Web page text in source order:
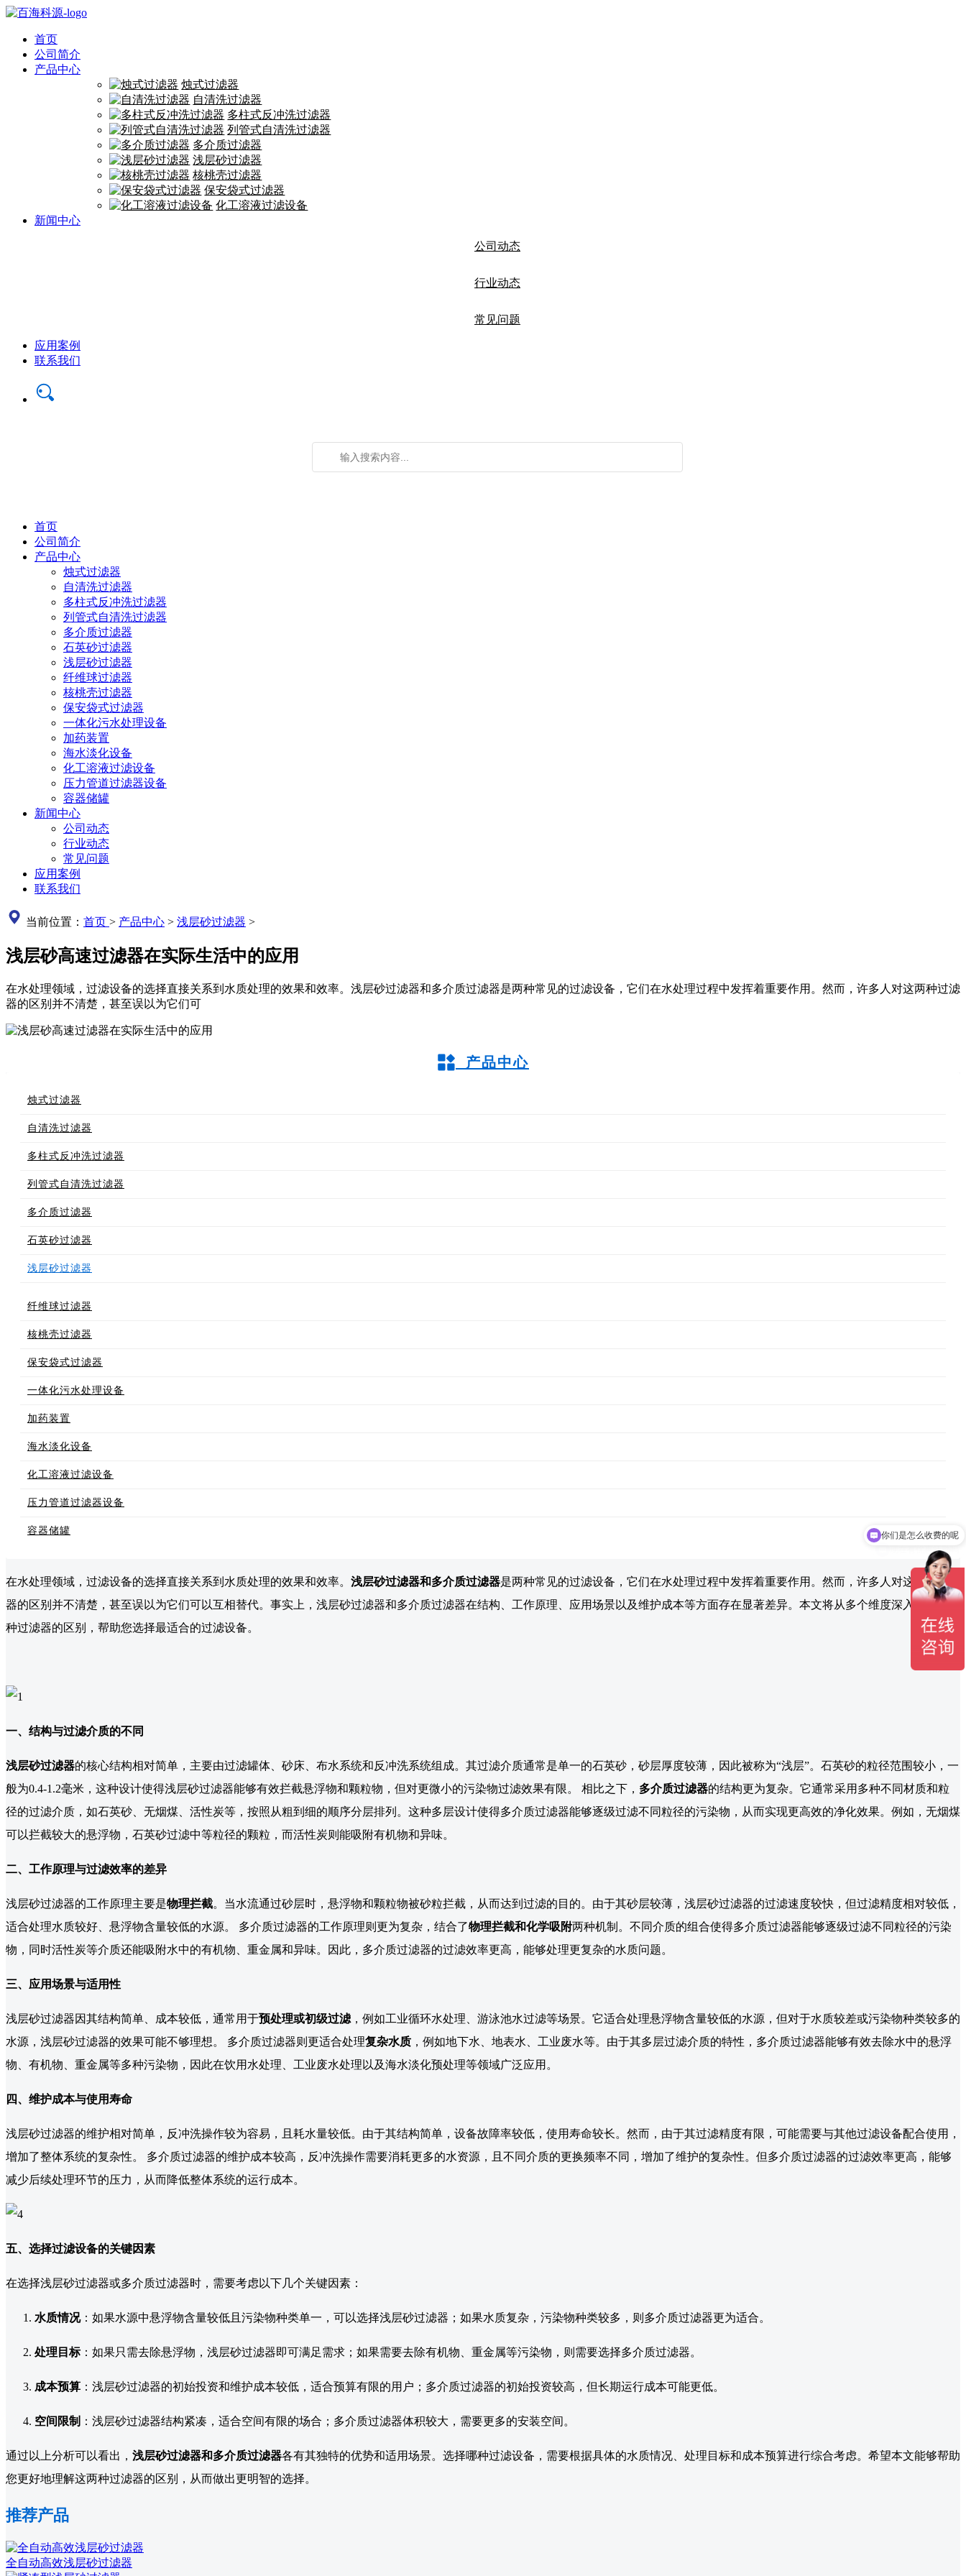
首页
公司简介
产品中心
烛式过滤器
自清洗过滤器
多柱式反冲洗过滤器
列管式自清洗过滤器
多介质过滤器
浅层砂过滤器
核桃壳过滤器
保安袋式过滤器
化工溶液过滤设备
新闻中心
公司动态
行业动态
常见问题
应用案例
联系我们
首页
公司简介
产品中心
烛式过滤器
自清洗过滤器
多柱式反冲洗过滤器
列管式自清洗过滤器
多介质过滤器
石英砂过滤器
浅层砂过滤器
纤维球过滤器
核桃壳过滤器
保安袋式过滤器
一体化污水处理设备
加药装置
海水淡化设备
化工溶液过滤设备
压力管道过滤器设备
容器储罐
新闻中心
公司动态
行业动态
常见问题
应用案例
联系我们
当前位置： 首页 > 产品中心 > 浅层砂过滤器 >
浅层砂高速过滤器在实际生活中的应用
在水处理领域，过滤设备的选择直接关系到水质处理的效果和效率。浅层砂过滤器和多介质过滤器是两种常见的过滤设备，它们在水处理过程中发挥着重要作用。然而，许多人对这两种过滤
器的区别并不清楚，甚至误以为它们可
产品中心
烛式过滤器
自清洗过滤器
多柱式反冲洗过滤器
列管式自清洗过滤器
多介质过滤器
石英砂过滤器
浅层砂过滤器
纤维球过滤器
核桃壳过滤器
保安袋式过滤器
一体化污水处理设备
加药装置
海水淡化设备
化工溶液过滤设备
压力管道过滤器设备
容器储罐
在水处理领域，过滤设备的选择直接关系到水质处理的效果和效率。 浅层砂过滤器和多介质过滤器是两种常见的过滤设备，它们在水处理过程中发挥着重要作用。然而，许多人对这两种过滤
器的区别并不清楚，甚至误以为它们可以互相替代。事实上，浅层砂过滤器和多介质过滤器在结构、工作原理、应用场景以及维护成本等方面存在显著差异。本文将从多个维度深入分析这两
种过滤器的区别，帮助您选择最适合的过滤设备。
一、结构与过滤介质的不同
浅层砂过滤器的核心结构相对简单，主要由过滤罐体、砂床、布水系统和反冲洗系统组成。其过滤介质通常是单一的石英砂，砂层厚度较薄，因此被称为“浅层”。石英砂的粒径范围较小，一
般为0.4-1.2毫米，这种设计使得浅层砂过滤器能够有效拦截悬浮物和颗粒物，但对更微小的污染物过滤效果有限。 相比之下， 多介质过滤器的结构更为复杂。它通常采用多种不同材质和粒
径的过滤介质，如石英砂、无烟煤、活性炭等，按照从粗到细的顺序分层排列。这种多层设计使得多介质过滤器能够逐级过滤不同粒径的污染物，从而实现更高效的净化效果。例如，无烟煤
可以拦截较大的悬浮物，石英砂过滤中等粒径的颗粒，而活性炭则能吸附有机物和异味。
二、工作原理与过滤效率的差异
浅层砂过滤器的工作原理主要是物理拦截。当水流通过砂层时，悬浮物和颗粒物被砂粒拦截，从而达到过滤的目的。由于其砂层较薄，浅层砂过滤器的过滤速度较快，但过滤精度相对较低，
适合处理水质较好、悬浮物含量较低的水源。 多介质过滤器的工作原理则更为复杂，结合了物理拦截和化学吸附两种机制。不同介质的组合使得多介质过滤器能够逐级过滤不同粒径的污染
物，同时活性炭等介质还能吸附水中的有机物、重金属和异味。因此，多介质过滤器的过滤效率更高，能够处理更复杂的水质问题。
三、应用场景与适用性
浅层砂过滤器因其结构简单、成本较低，通常用于预处理或初级过滤 ，例如工业循环水处理、游泳池水过滤等场景。它适合处理悬浮物含量较低的水源，但对于水质较差或污染物种类较多的
水源，浅层砂过滤器的效果可能不够理想。 多介质过滤器则更适合处理复杂水质 ，例如地下水、地表水、工业废水等。由于其多层过滤介质的特性，多介质过滤器能够有效去除水中的悬浮
物、有机物、重金属等多种污染物，因此在饮用水处理、工业废水处理以及海水淡化预处理等领域广泛应用。
四、维护成本与使用寿命
浅层砂过滤器的维护相对简单，反冲洗操作较为容易，且耗水量较低。由于其结构简单，设备故障率较低，使用寿命较长。然而，由于其过滤精度有限，可能需要与其他过滤设备配合使用，
增加了整体系统的复杂性。 多介质过滤器的维护成本较高，反冲洗操作需要消耗更多的水资源，且不同介质的更换频率不同，增加了维护的复杂性。但多介质过滤器的过滤效率更高，能够
减少后续处理环节的压力，从而降低整体系统的运行成本。
五、选择过滤设备的关键因素
在选择浅层砂过滤器或多介质过滤器时，需要考虑以下几个关键因素：
水质情况：如果水源中悬浮物含量较低且污染物种类单一，可以选择浅层砂过滤器；如果水质复杂，污染物种类较多，则多介质过滤器更为适合。
处理目标：如果只需去除悬浮物，浅层砂过滤器即可满足需求；如果需要去除有机物、重金属等污染物，则需要选择多介质过滤器。
成本预算 ：浅层砂过滤器的初始投资和维护成本较低，适合预算有限的用户；多介质过滤器的初始投资较高，但长期运行成本可能更低。
空间限制 ：浅层砂过滤器结构紧凑，适合空间有限的场合；多介质过滤器体积较大，需要更多的安装空间。
通过以上分析可以看出， 浅层砂过滤器和多介质过滤器各有其独特的优势和适用场景。选择哪种过滤设备，需要根据具体的水质情况、处理目标和成本预算进行综合考虑。希望本文能够帮助
您更好地理解这两种过滤器的区别，从而做出更明智的选择。
推荐产品
全自动高效浅层砂过滤器
现在有优惠活动吗